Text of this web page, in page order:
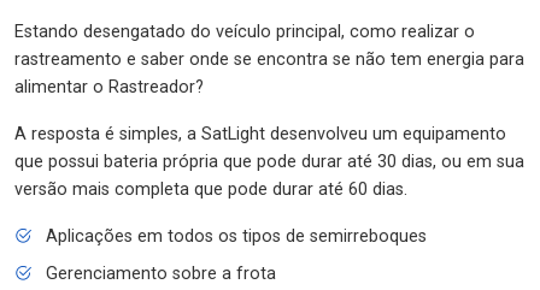
Estando desengatado do veículo principal, como realizar o
rastreamento e saber onde se encontra se não tem energia para
alimentar o Rastreador?
A resposta é simples, a SatLight desenvolveu um equipamento
que possui bateria própria que pode durar até 30 dias, ou em sua
versão mais completa que pode durar até 60 dias.
Aplicações em todos os tipos de semirreboques
Gerenciamento sobre a frota